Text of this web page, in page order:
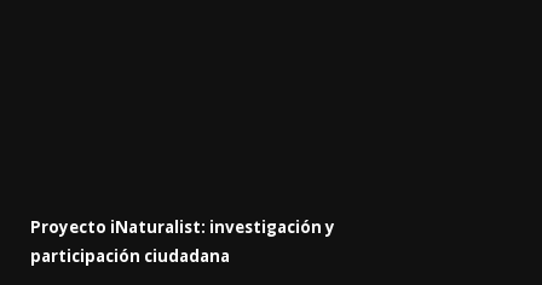
Proyecto iNaturalist: investigación y
participación ciudadana